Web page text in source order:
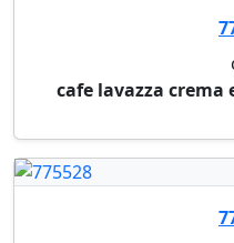
16 pastilles a cafe